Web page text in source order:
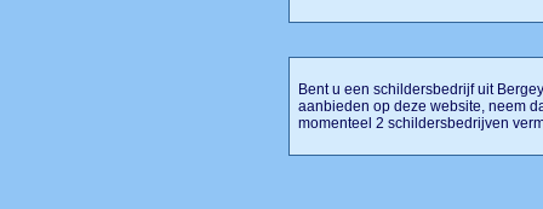
Bent u een schildersbedrijf uit
aanbieden op deze website, neem
momenteel 2 schildersbedrijven